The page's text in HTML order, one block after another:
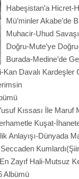
Habeşistan’a Hicret-
Mü’minler Akabe’de
Muhacir-Uhud
Doğru-Mute’ye
Burada-Medine’de
Kan Davalı
Kıssası İle Maruf
Kuşat-
Anlayışı-Dünyada
Zayıf Hali-Mutsuz
Albümü